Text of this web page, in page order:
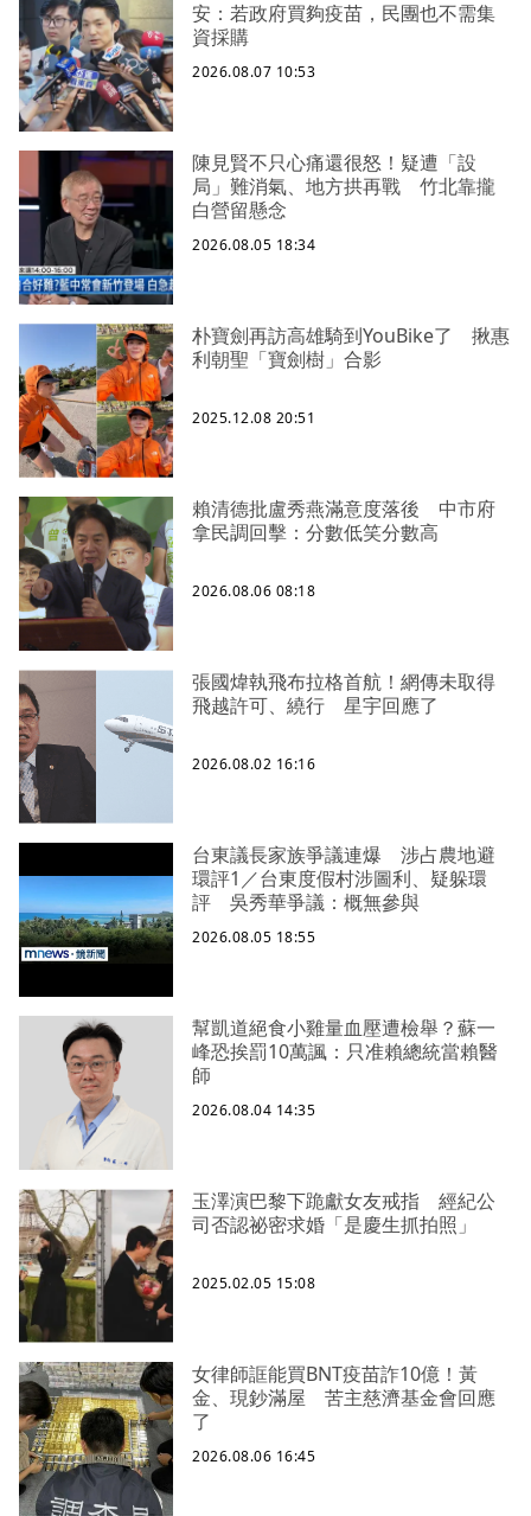
安：若政府買夠疫苗，民團也不需集
資採購
2026.08.07 10:53
陳見賢不只心痛還很怒！疑遭「設
局」難消氣、地方拱再戰 竹北靠攏
白營留懸念
2026.08.05 18:34
朴寶劍再訪高雄騎到YouBike了 揪惠
利朝聖「寶劍樹」合影
2025.12.08 20:51
賴清德批盧秀燕滿意度落後 中市府
拿民調回擊：分數低笑分數高
2026.08.06 08:18
張國煒執飛布拉格首航！網傳未取得
飛越許可、繞行 星宇回應了
2026.08.02 16:16
台東議長家族爭議連爆 涉占農地避
環評1／台東度假村涉圖利、疑躲環
評 吳秀華爭議：概無參與
2026.08.05 18:55
幫凱道絕食小雞量血壓遭檢舉？蘇一
峰恐挨罰10萬諷：只准賴總統當賴醫
師
2026.08.04 14:35
玉澤演巴黎下跪獻女友戒指 經紀公
司否認祕密求婚「是慶生抓拍照」
2025.02.05 15:08
女律師誆能買BNT疫苗詐10億！黃
金、現鈔滿屋 苦主慈濟基金會回應
了
2026.08.06 16:45